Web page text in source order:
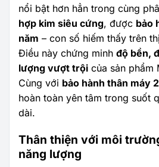
nổi bật hơn hẳn trong cùng
hợp kim siêu cứng, được bảo
năm – con số hiếm thấy trên
Điều này chứng minh độ bền,
lượng vượt trội của sản phẩm
Cùng với bảo hành thân máy
hoàn toàn yên tâm trong suốt
dài.
Thân thiện với môi
năng lượng